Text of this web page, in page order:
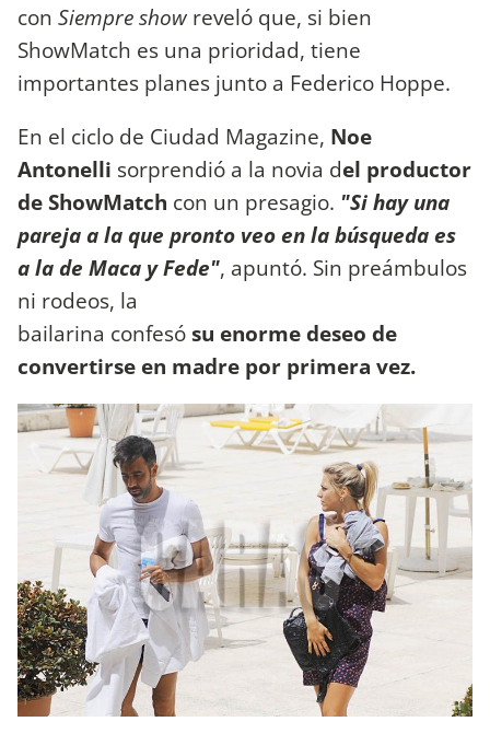
con Siempre show reveló que, si bien
ShowMatch es una prioridad, tiene
importantes planes junto a Federico Hoppe.
En el ciclo de Ciudad Magazine, Noe
Antonelli sorprendió a la novia del productor
de ShowMatch con un presagio. "Si hay una
pareja a la que pronto veo en la búsqueda es
a la de Maca y Fede", apuntó. Sin preámbulos
ni rodeos, la
bailarina confesósu enorme deseo de
convertirse en madre por primera vez.